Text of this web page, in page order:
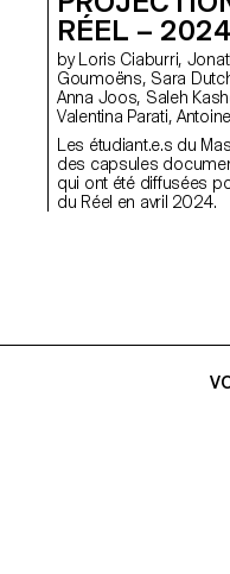
RÉEL – 2024
by Loris Ciaburri, Jonathan Daza Ospina, Loïs de
Goumoëns, Sara
Anna Joos, Saleh
Valentina Parati,
Les étudiant.e.s du
des capsules
qui ont été diffusées
du Réel en avril 2024.